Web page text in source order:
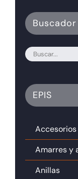
Buscador
EPIS
Accesorios
Amarres y
Anillas